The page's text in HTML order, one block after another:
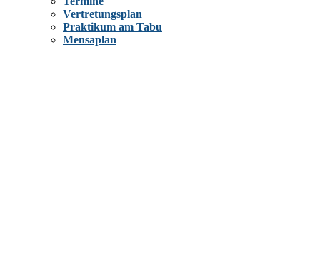
Vertretungsplan
Praktikum am Tabu
Mensaplan